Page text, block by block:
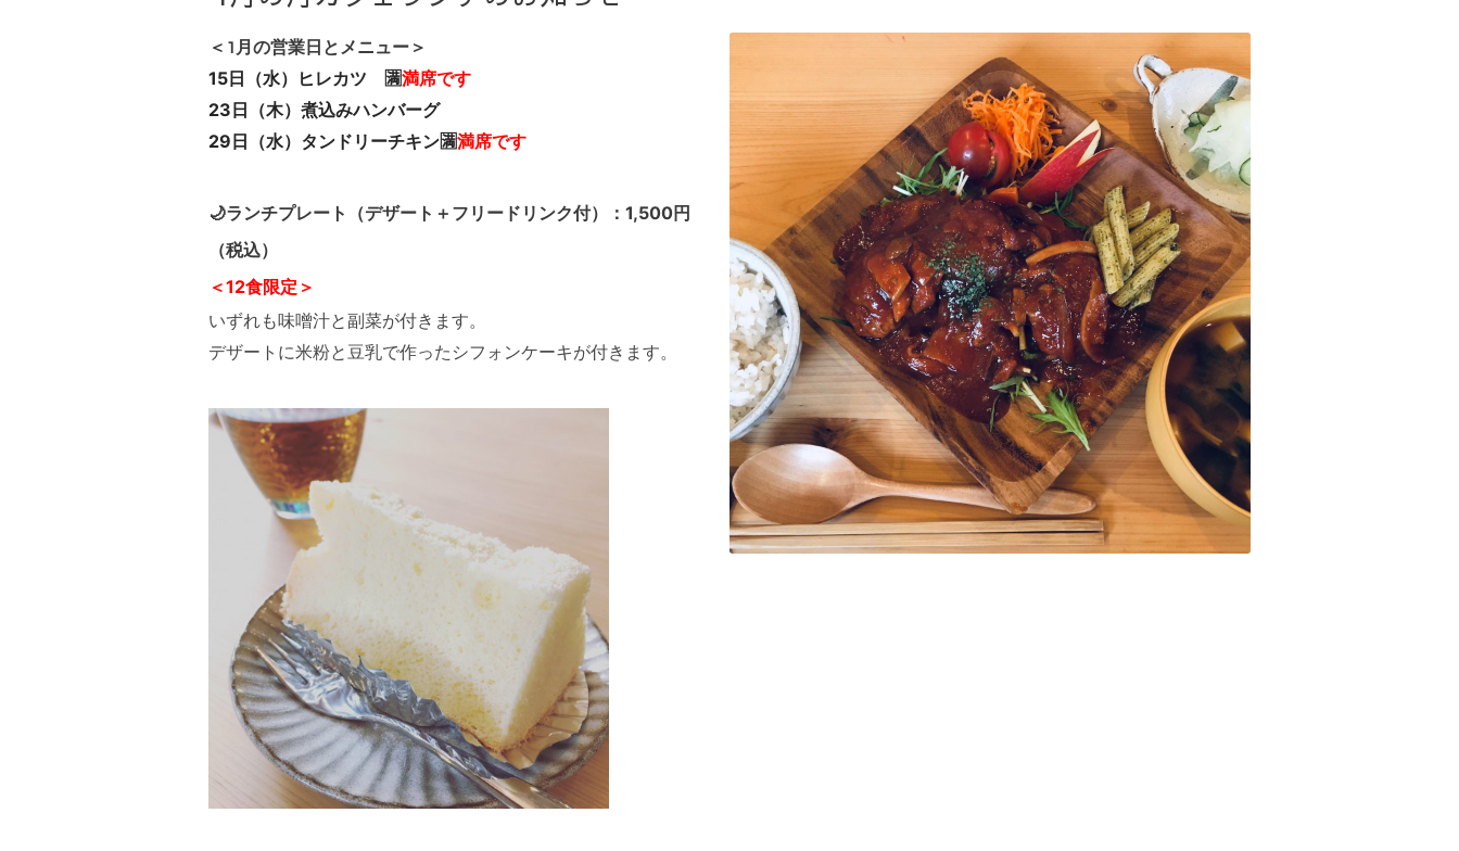
＜1月の営業日とメニュー＞
15日（水）ヒレカツ 🈵満席です
23日（木）煮込みハンバーグ
29日（水）タンドリーチキン🈵満席です
🌙ランチプレート（デザート＋ フリードリンク付）：1,500円
（税込）
＜12食限定＞
いずれも味噌汁と副菜が付きます。
デザートに米粉と豆乳で作ったシフォンケーキが付きます。